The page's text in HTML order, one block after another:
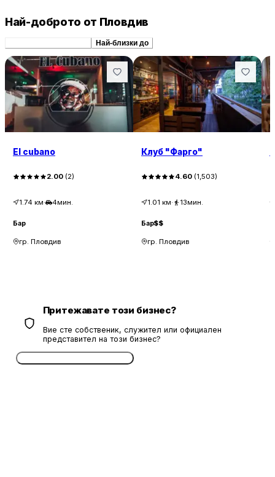
Най-доброто от Пловдив
Най-близки до
El cubano
2.00 (2)
1.74 км· 4мин.
Бар
гр. Пловдив
Клуб "Фарго"
4.60 (1,503)
1.01 км· 13мин.
Бар$$
гр. Пловдив
Притежавате този бизнес?
Вие сте собственик, служител или официален
представител на този бизнес?